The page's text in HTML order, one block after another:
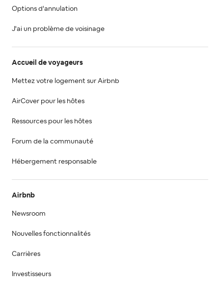
Options d'annulation
J'ai un problème de voisinage
Accueil de voyageurs
Mettez votre logement sur Airbnb
AirCover pour les hôtes
Ressources pour les hôtes
Forum de la communauté
Hébergement responsable
Airbnb
Newsroom
Nouvelles fonctionnalités
Carrières
Investisseurs